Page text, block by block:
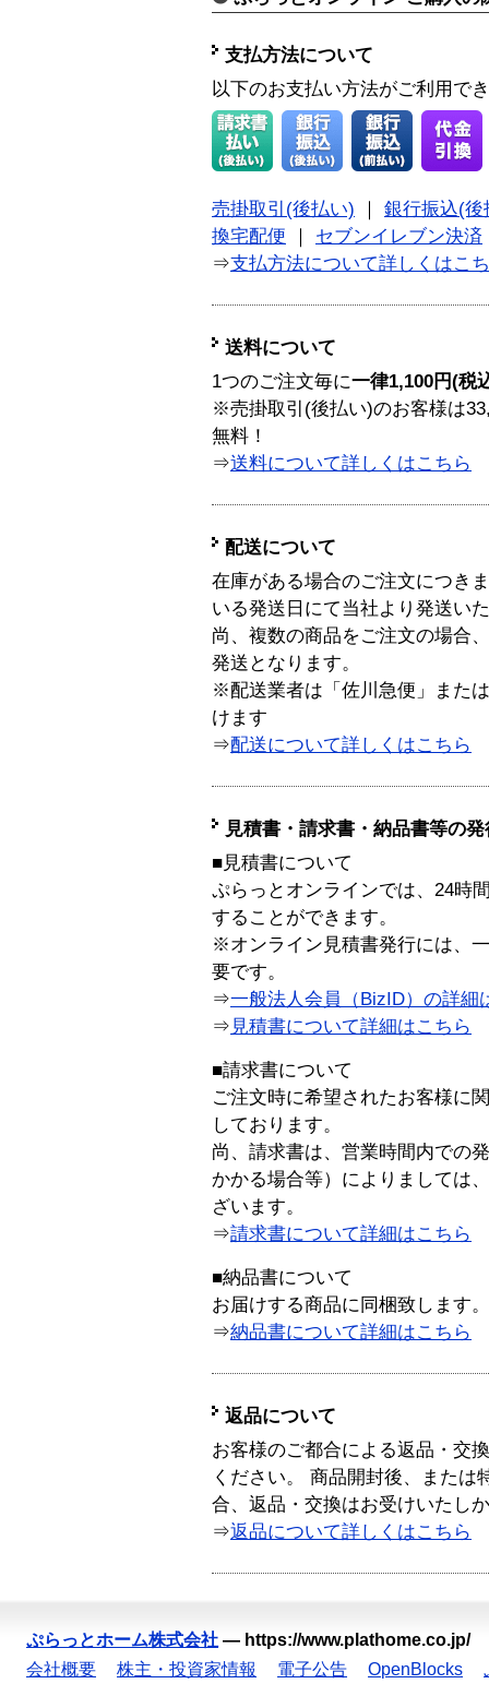
支払方法について
以下のお支払い方法がご利用で
売掛取引(後払い)
銀行振込(後
換宅配便
セブンイレブン決済
⇒支払方法について詳しくはこ
送料について
1つのご注文毎に一律1,100円(税
※売掛取引(後払い)のお客様は
無料！
⇒送料について詳しくはこちら
配送について
在庫がある場合のご注文につき
いる発送日にて当社より発送い
尚、複数の商品をご注文の場合
発送となります。
※配送業者は「佐川急便」また
けます
⇒配送について詳しくはこちら
見積書・請求書・納品書等の
■見積書について
ぷらっとオンラインでは、24時
することができます。
※オンライン見積書発行には、
要です。
⇒一般法人会員（BizID）の詳細
⇒ 見積書について詳細はこちら
■請求書について
ご注文時に希望されたお客様に
しております。
尚、請求書は、営業時間内での
かかる場合等）によりましては
ざいます。
⇒請求書について詳細はこちら
■納品書について
お届けする商品に同梱致します。
⇒納品書について詳細はこちら
返品について
お客様のご都合による返品・交
ください。 商品開封後、または
合、返品・交換はお受けいたし
⇒返品について詳しくはこちら
ぷらっとホーム株式会社 — https://www.plathome.co.jp/
会社概要
株主・投資家情報 電子公告 OpenBlocks